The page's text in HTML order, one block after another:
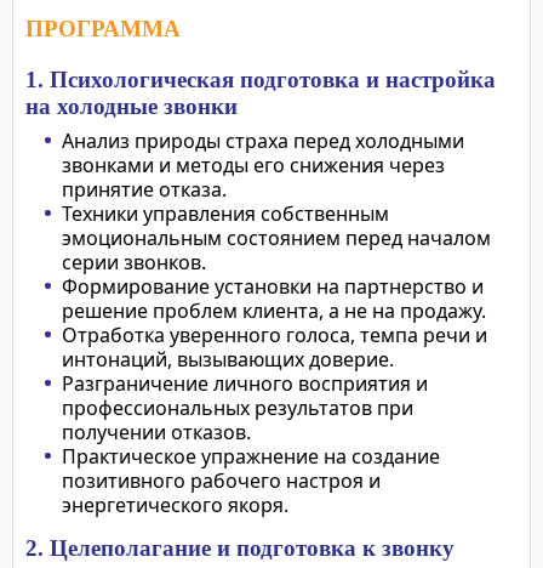
ПРОГРАММА
1. Психологическая подготовка и настройка
на холодные звонки
Анализ природы страха перед холодными
звонками и методы его снижения через
принятие отказа.
Техники управления собственным
эмоциональным состоянием перед началом
серии звонков.
Формирование установки на партнерство и
решение проблем клиента, а не на продажу.
Отработка уверенного голоса, темпа речи и
интонаций, вызывающих доверие.
Разграничение личного восприятия и
профессиональных результатов при
получении отказов.
Практическое упражнение на создание
позитивного рабочего настроя и
энергетического якоря.
2. Целеполагание и подготовка к звонку